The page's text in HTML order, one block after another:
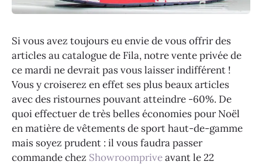
Si vous avez toujours eu envie de vous offrir des
articles au catalogue de Fila, notre vente privée de
ce mardi ne devrait pas vous laisser indifférent !
Vous y croiserez en effet ses plus beaux articles
avec des ristournes pouvant atteindre -60%. De
quoi effectuer de très belles économies pour Noël
en matière de vêtements de sport haut-de-gamme
mais soyez prudent : il vous faudra passer
commande chez Showroompriveavant le 22